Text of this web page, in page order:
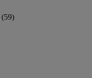
(59)